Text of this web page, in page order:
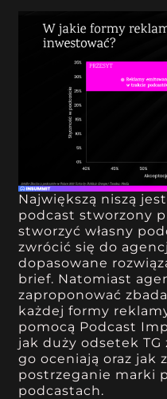
Największą niszą
podcast stworzony
stworzyć własny
zwrócić się do
dopasowane
brief. Natomiast
zaproponować
każdej formy
pomocą Podcast
jak duży odsetek TG
go oceniają oraz jak
postrzeganie marki
podcastach.